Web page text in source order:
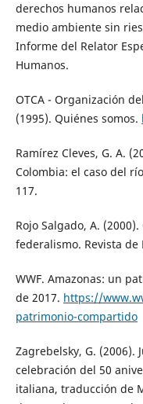
derechos humanos
medio ambiente sin
Informe del Relator
Humanos.
OTCA - Organización
(1995). Quiénes somos.
Ramírez Cleves, G. A.
Colombia: el caso del
117.
Rojo Salgado, A.
federalismo. Revista de
WWF. Amazonas: un
de 2017. https://
patrimonio-compartido
Zagrebelsky, G. (2006).
celebración del 50
italiana, traducción de